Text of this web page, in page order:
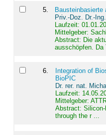
5.
Priv.-Doz. Dr.-
Laufzeit:
Mittelgeber:
Abstract: Die
ausschöpfen. Da
6.
Integration of
BioPIC
Dr. rer. nat.
Laufzeit:
Mittelgeber:
Abstract:
through the r ...